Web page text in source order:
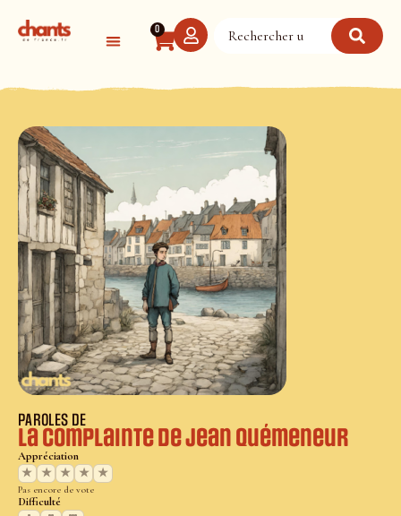
0
PAROLES DE
La complainte de Jean Quémeneur
Appréciation
★
★ ★ ★ ★
Pas encore de vote
Difficulté